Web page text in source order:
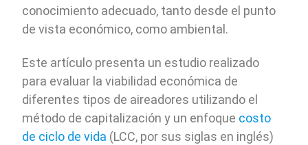
conocimiento adecuado, tanto desde el punto
de vista económico, como ambiental.
Este artículo presenta un estudio realizado
para evaluar la viabilidad económica de
diferentes tipos de aireadores utilizando el
método de capitalización y un enfoque costo
de ciclo de vida (LCC, por sus siglas en inglés)